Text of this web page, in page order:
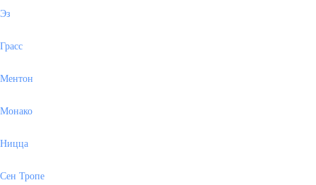
Эз
Грасс
Ментон
Монако
Ницца
Сен Тропе